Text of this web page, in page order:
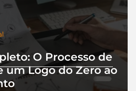
O Processo de
um Logo do Zero ao